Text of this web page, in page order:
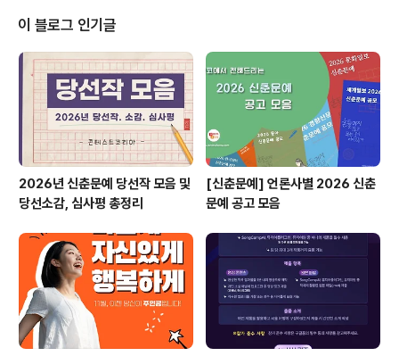
용- 9,872,720원 천만원 상당 교육비 100% 국비 지원
0원- 30만원 상당 교재비 무상제공 ◎ 훈련장려금- K-디
지털 과정 특별수당 20만원 + 기본수당 지급 11만6천원+
국취제 진행시 최대 80만원 수령 ◎ 교육일정- 24.12.03
~ 25.06.13(130일)- 월~금 (9:3..
이 블로그 인기글
2026년 신춘문예 당선작 모음 및
당선소감, 심사평 총정리
[신춘문예] 언론사별 2026 신춘
문예 공고 모음